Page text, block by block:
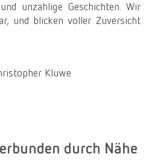
unzählige Geschichten. Wir
und blicken voller Zuversicht
Kluwe
durch Nähe